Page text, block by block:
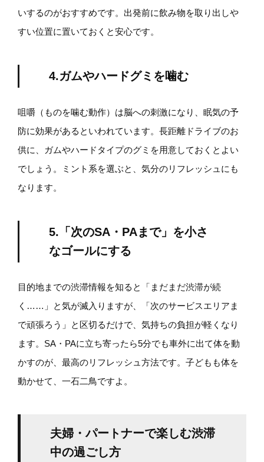
いするのがおすすめです。出発前に飲み物を取り出しや
すい位置に置いておくと安心です。
4.ガムやハードグミを噛む
咀嚼（ものを噛む動作）は脳への刺激になり、眠気の予
防に効果があるといわれています。長距離ドライブのお
供に、ガムやハードタイプのグミを用意しておくとよい
でしょう。ミント系を選ぶと、気分のリフレッシュにも
なります。
5.「次のSA・PAまで」を小さ
なゴールにする
目的地までの渋滞情報を知ると「まだまだ渋滞が続
く……」と気が滅入りますが、「次のサービスエリアま
で頑張ろう」と区切るだけで、気持ちの負担が軽くなり
ます。SA・PAに立ち寄ったら5分でも車外に出て体を動
かすのが、最高のリフレッシュ方法です。子どもも体を
動かせて、一石二鳥ですよ。
夫婦・パートナーで楽しむ渋滞
中の過ごし方